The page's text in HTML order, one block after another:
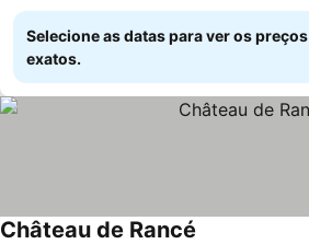
Selecione as datas para ver os preços
exatos.
Château de Rancé